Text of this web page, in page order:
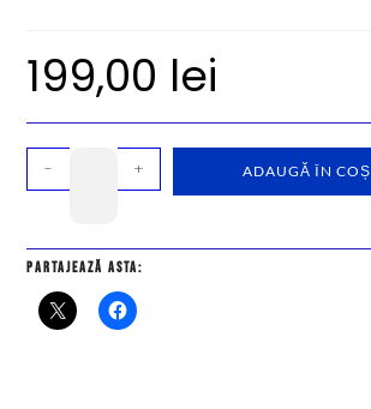
199,00 lei
- + ADAUGĂ ÎN COȘ
Partajează asta: